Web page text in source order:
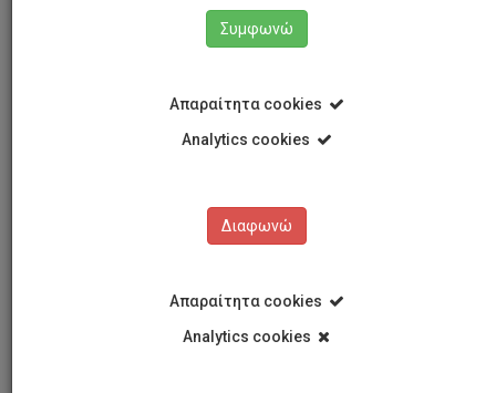
Συμφωνώ
Απαραίτητα cookies
Analytics cookies
Διαφωνώ
Απαραίτητα cookies
Analytics cookies